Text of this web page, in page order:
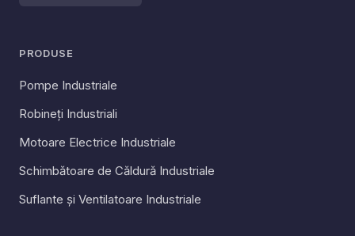
PRODUSE
Pompe Industriale
Robineți Industriali
Motoare Electrice Industriale
Schimbătoare de Căldură Industriale
Suflante și Ventilatoare Industriale